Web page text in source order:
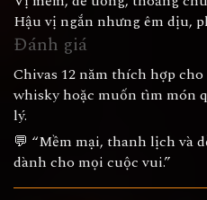
Hậu vị ngắn nhưng êm dịu,
Đánh giá
Chivas 12 năm thích hợp
whisky hoặc muốn tìm món
lý.
💬 “Mềm mại, thanh lịch và
dành cho mọi cuộc vui.”